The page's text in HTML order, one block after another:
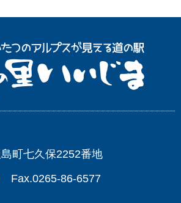
町七久保2252番地
Fax.0265-86-6577